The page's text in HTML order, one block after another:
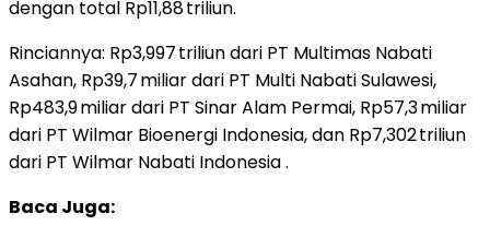
dengan total Rp11,88 triliun.
Rinciannya: Rp3,997 triliun dari PT Multimas Nabati
Asahan, Rp39,7 miliar dari PT Multi Nabati Sulawesi,
Rp483,9 miliar dari PT Sinar Alam Permai, Rp57,3 miliar
dari PT Wilmar Bioenergi Indonesia, dan Rp7,302 triliun
dari PT Wilmar Nabati Indonesia .
Baca Juga: